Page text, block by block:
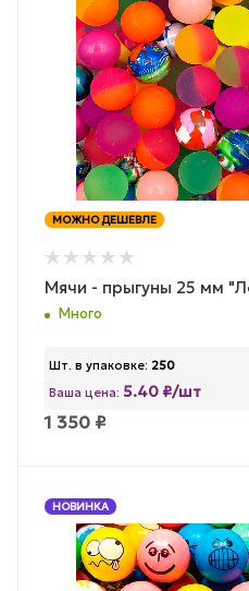
МОЖНО ДЕШЕВЛЕ
Мячи - прыгуны 25 мм
Много
Шт. в упаковке: 250
Ваша цена: 5.40 ₽/шт
1 350 ₽
НОВИНКА